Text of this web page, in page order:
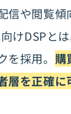
信や閲覧傾
けDSPと
採用。 購
層を正確に